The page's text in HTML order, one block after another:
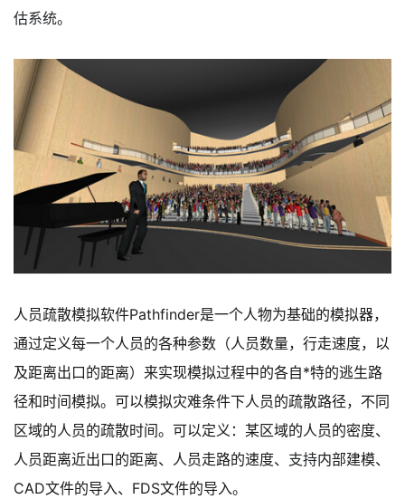
估系统。
人员疏散模拟软件Pathfinder是一个人物为基础的模拟器，
通过定义每一个人员的各种参数（人员数量，行走速度，以
及距离出口的距离）来实现模拟过程中的各自*特的逃生路
径和时间模拟。可以模拟灾难条件下人员的疏散路径，不同
区域的人员的疏散时间。可以定义：某区域的人员的密度、
人员距离近出口的距离、人员走路的速度、 支持内部建模、
CAD文件的导入、FDS文件的导入。